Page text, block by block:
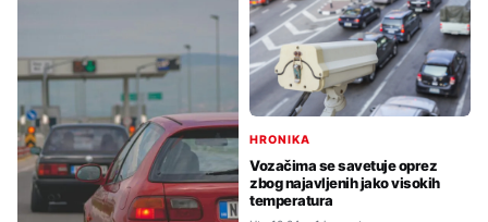
HRONIKA
Vozačima se savetuje oprez
zbog najavljenih jako visokih
temperatura